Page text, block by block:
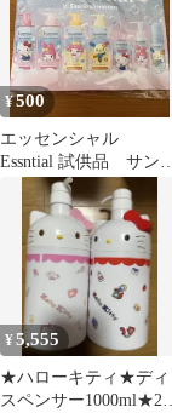
¥500
エッセンシャル
Essntial 試供品 サンリ
オ シャンプー コン
ディショナー
¥5,555
★ハローキティ★ディ
スペンサー1000ml★2種